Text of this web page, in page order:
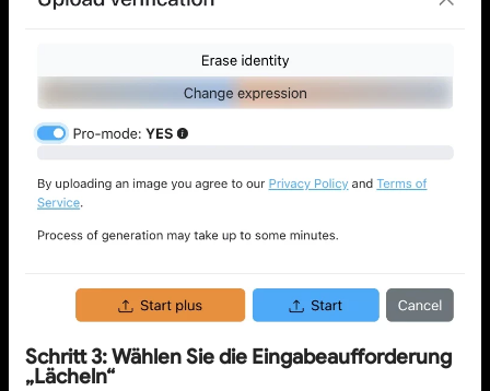
Schritt 3: Wählen Sie die Eingabeaufforderung
„Lächeln“